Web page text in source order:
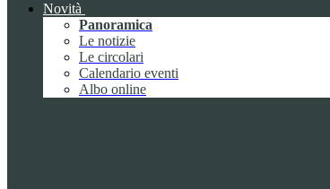
Novità
Panoramica
Le notizie
Le circolari
Calendario eventi
Albo online